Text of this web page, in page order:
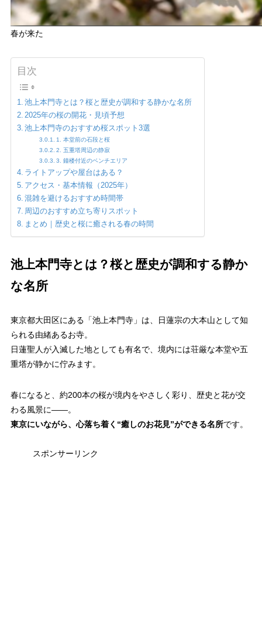
春が来た
目次
池上本門寺とは？桜と歴史が調和する静かな名所
2025年の桜の開花・見頃予想
池上本門寺のおすすめ桜スポット3選
1. 本堂前の石段と桜
2. 五重塔周辺の静寂
3. 鐘楼付近のベンチエリア
ライトアップや屋台はある？
アクセス・基本情報（2025年）
混雑を避けるおすすめ時間帯
周辺のおすすめ立ち寄りスポット
まとめ｜歴史と桜に癒される春の時間
池上本門寺とは？桜と歴史が調和する静か
な名所
東京都大田区にある「池上本門寺」は、日蓮宗の大本山として知
られる由緒あるお寺。
日蓮聖人が入滅した地としても有名で、境内には荘厳な本堂や五
重塔が静かに佇みます。
春になると、約200本の桜が境内をやさしく彩り、歴史と花が交
わる風景に——。
東京にいながら、心落ち着く“癒しのお花見”ができる名所です。
スポンサーリンク